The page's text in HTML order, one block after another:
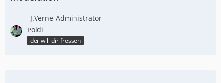
J.Verne-Administrator
Poldi
der will dir fressen